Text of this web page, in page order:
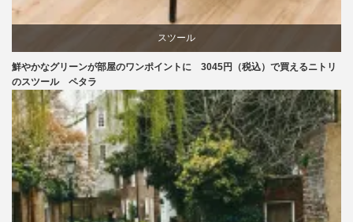
スツール
椅子
鮮やかなグリーンが部屋のワンポイントに 3045円（税込）で買えるニトリ
のスツール ペタラ